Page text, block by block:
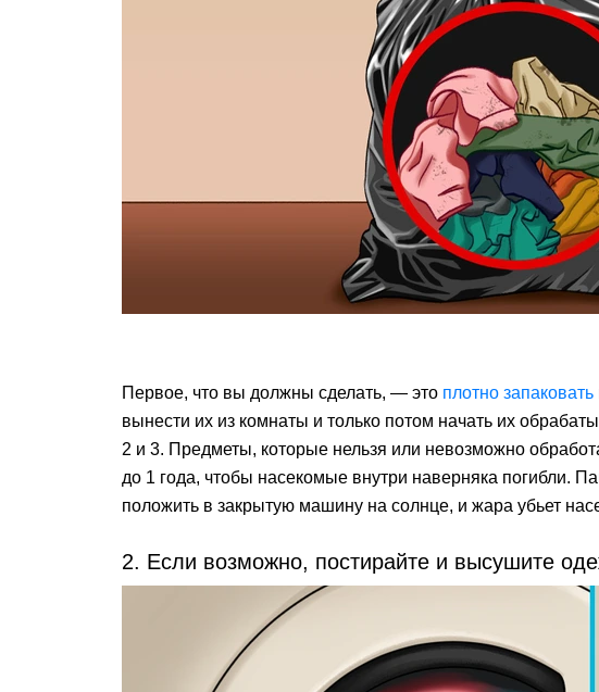
Первое, что вы должны сделать, — это плотно запаковать
вынести их из комнаты и только потом начать их
2 и 3. Предметы, которые нельзя или невозможно
до 1 года, чтобы насекомые внутри наверняка погибли.
положить в закрытую машину на солнце, и жара убьет
2. Если возможно, постирайте и высушите